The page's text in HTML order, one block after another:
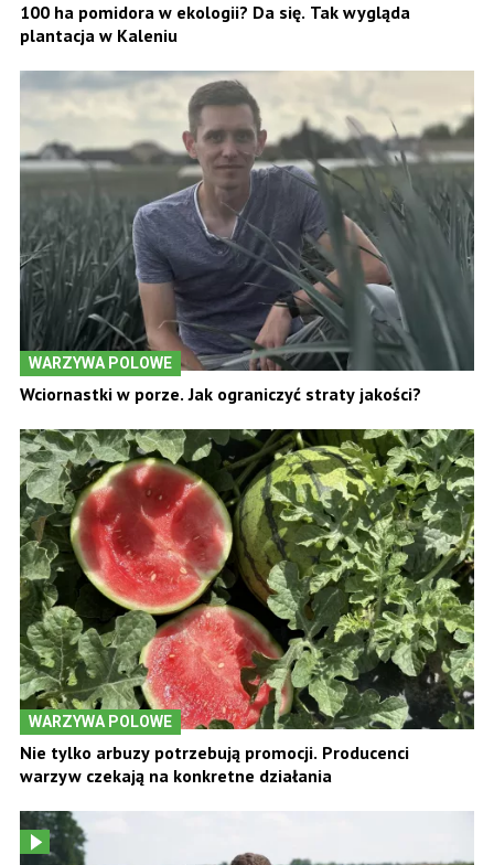
100 ha pomidora w ekologii? Da się. Tak wygląda
plantacja w Kaleniu
WARZYWA POLOWE
Wciornastki w porze. Jak ograniczyć straty jakości?
WARZYWA POLOWE
Nie tylko arbuzy potrzebują promocji. Producenci
warzyw czekają na konkretne działania